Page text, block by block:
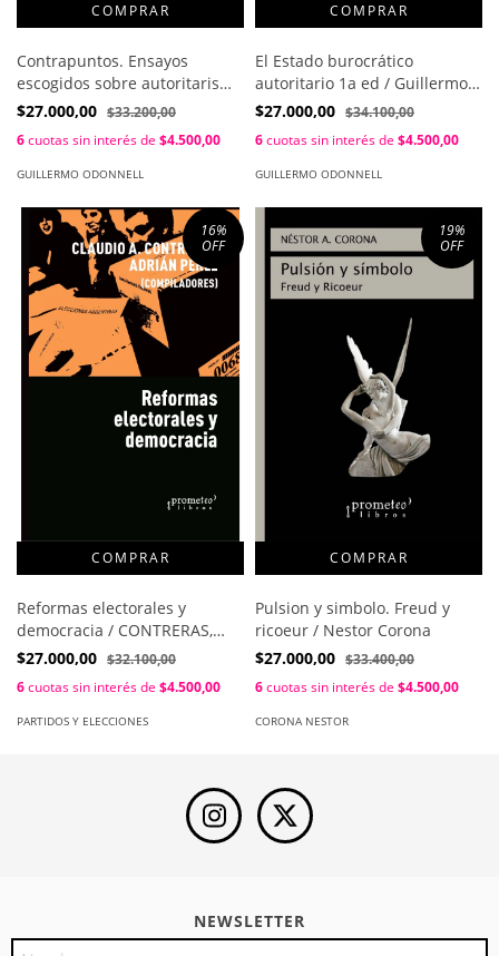
Contrapuntos. Ensayos
escogidos sobre autoritarismo
y democratización 1a ed /
$27.000,00 $33.200,00
6cuotas sin interés de $4.500,00
GUILLERMO ODONNELL
El Estado burocrático
autoritario 1a ed / Guillermo
O´Donnell
$27.000,00 $34.100,00
6cuotas sin interés de $4.500,00
GUILLERMO ODONNELL
16%
OFF
Reformas electorales y
democracia / CONTRERAS,
CLAUDIO - PEREZ, ADRIAN
$27.000,00 $32.100,00
6cuotas sin interés de $4.500,00
PARTIDOS Y ELECCIONES
19%
OFF
Pulsion y simbolo. Freud y
ricoeur / Nestor Corona
$27.000,00 $33.400,00
6cuotas sin interés de $4.500,00
CORONA NESTOR
NEWSLETTER